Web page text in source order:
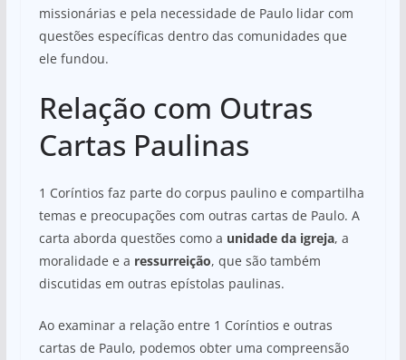
missionárias e pela necessidade de Paulo lidar com
questões específicas dentro das comunidades que
ele fundou.
Relação com Outras
Cartas Paulinas
1 Coríntios faz parte do corpus paulino e compartilha
temas e preocupações com outras cartas de Paulo. A
carta aborda questões como a unidade da igreja, a
moralidade e a ressurreição, que são também
discutidas em outras epístolas paulinas.
Ao examinar a relação entre 1 Coríntios e outras
cartas de Paulo, podemos obter uma compreensão